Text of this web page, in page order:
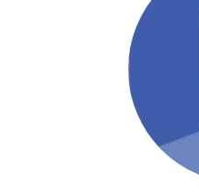
Біблійне консультування